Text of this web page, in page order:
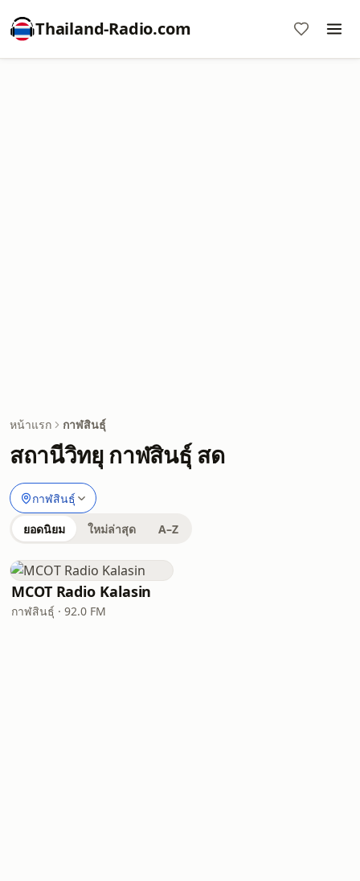
Thailand-Radio.com
หน้าแรก กาฬสินธุ์
สถานีวิทยุ กาฬสินธุ์ สด
กาฬสินธุ์
ยอดนิยม ใหม่ล่าสุด A–Z
MCOT Radio Kalasin
กาฬสินธุ์ · 92.0 FM